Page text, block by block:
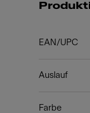
EAN/UPC
Auslauf
Farbe